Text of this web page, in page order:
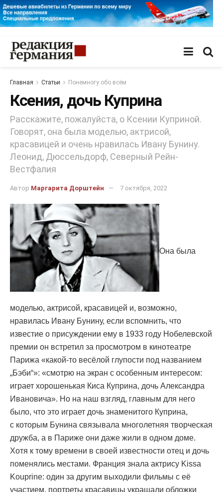
Главная Статьи Понемногу обо всём
Ксения, дочь Куприна
Расскажите, пожалуйста, о Ксении Куприной.
Говорят, она была моделью, актрисой,
красавицей и очень нравилась Ивану Бунину.
Леонид, Дюссельдорф, Северный Рейн-
Вестфалия
Автор Маргарита Дорштейн 7 октября, 2022
Она была
моделью, актрисой, красавицей и, возможно,
нравилась Ивану Бунину, если вспомнить, что
известие о присуждении ему в 1933 году Нобелевской
премии он встретил за просмотром в кинотеатре
Парижа «какой-то весёлой глупости под названием
„Бэби“»: «смотрю на экран с особенным интересом:
играет хорошенькая Киса Куприна, дочь Александра
Ивановича». Но на наш взгляд, главным для него
было, что это играет дочь знаменитого Куприна,
с которым Бунина связывала многолетняя творческая
дружба, а в Париже они даже жили в одном доме.
Хотя к тому времени в своей известности отец и дочь
поменялись местами. Франция знала актрису Kissa
Kouprine: один за другим выходили фильмы с её
участием, портреты красавицы украшали обложки